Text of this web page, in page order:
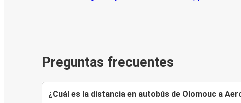
Preguntas frecuentes
¿Cuál es la distancia en autobús de Olomouc a